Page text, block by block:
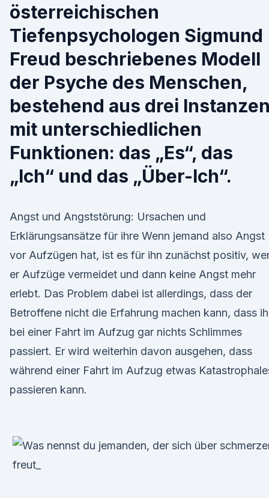
österreichischen
Tiefenpsychologen Sigmund
Freud beschriebenes Modell
der Psyche des Menschen,
bestehend aus drei
mit unterschiedlichen
Funktionen: das „Es“, das
„Ich“ und das „Über-Ich“.
Angst und Angststörung: Ursachen und
Erklärungsansätze für ihre Wenn jemand also Angst
vor Aufzügen hat, ist es für ihn zunächst positiv,
er Aufzüge vermeidet und dann keine Angst mehr
erlebt. Das Problem dabei ist allerdings, dass der
Betroffene nicht die Erfahrung machen kann, dass
bei einer Fahrt im Aufzug gar nichts Schlimmes
passiert. Er wird weiterhin davon ausgehen, dass
während einer Fahrt im Aufzug etwas
passieren kann.